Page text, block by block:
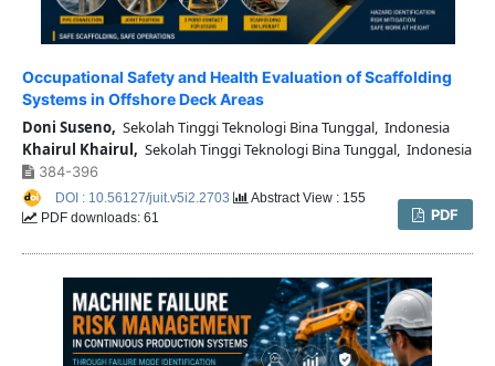
Occupational Safety and Health Evaluation of Scaffolding
Systems in Offshore Deck Areas
Doni Suseno, Sekolah Tinggi Teknologi Bina Tunggal, Indonesia
Khairul Khairul, Sekolah Tinggi Teknologi Bina Tunggal, Indonesia
384-396
PDF
DOI : 10.56127/juit.v5i2.2703
Abstract View : 155
PDF downloads: 61